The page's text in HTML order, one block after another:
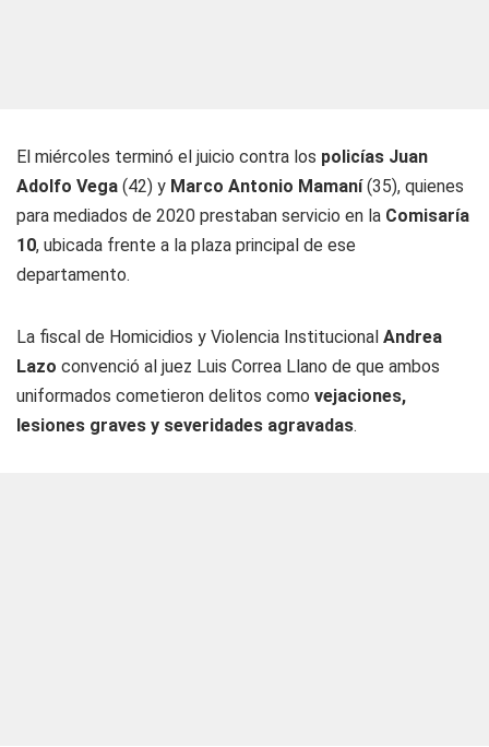
El miércoles terminó el juicio contra los policías Juan
Adolfo Vega (42) y Marco Antonio Mamaní(35), quienes
para mediados de 2020 prestaban servicio en la Comisaría
10, ubicada frente a la plaza principal de ese
departamento.
La fiscal de Homicidios y Violencia Institucional Andrea
Lazo convenció al juez Luis Correa Llano de que ambos
uniformados cometieron delitos como vejaciones,
lesiones graves y severidades agravadas.